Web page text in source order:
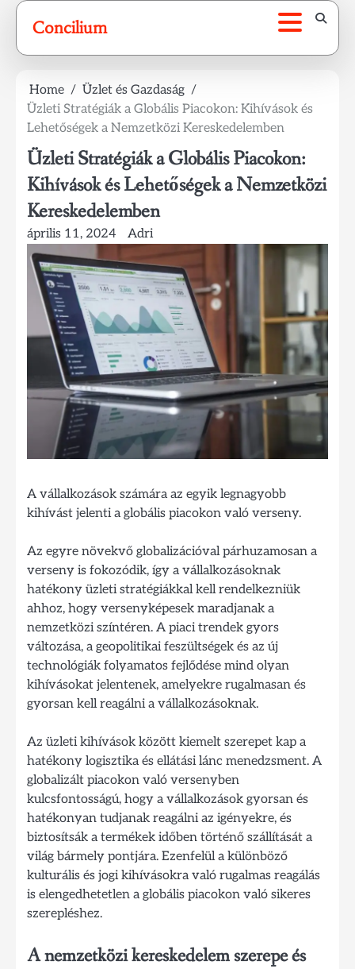
Skip
content
Concilium
Home
Üzlet és Gazdaság
Üzleti Stratégiák a Globális Piacokon: Kihívások és
Lehetőségek a Nemzetközi Kereskedelemben
Üzleti Stratégiák a Globális Piacokon:
Kihívások és Lehetőségek a Nemzetközi
Kereskedelemben
április 11, 2024 Adri
A vállalkozások számára az egyik legnagyobb
kihívást jelenti a globális piacokon való verseny.
Az egyre növekvő globalizációval párhuzamosan a
verseny is fokozódik, így a vállalkozásoknak
hatékony üzleti stratégiákkal kell rendelkezniük
ahhoz, hogy versenyképesek maradjanak a
nemzetközi színtéren. A piaci trendek gyors
változása, a geopolitikai feszültségek és az új
technológiák folyamatos fejlődése mind olyan
kihívásokat jelentenek, amelyekre rugalmasan és
gyorsan kell reagálni a vállalkozásoknak.
Az üzleti kihívások között kiemelt szerepet kap a
hatékony logisztika és ellátási lánc menedzsment. A
globalizált piacokon való versenyben
kulcsfontosságú, hogy a vállalkozások gyorsan és
hatékonyan tudjanak reagálni az igényekre, és
biztosítsák a termékek időben történő szállítását a
világ bármely pontjára. Ezenfelül a különböző
kulturális és jogi kihívásokra való rugalmas reagálás
is elengedhetetlen a globális piacokon való sikeres
szerepléshez.
A nemzetközi kereskedelem szerepe és